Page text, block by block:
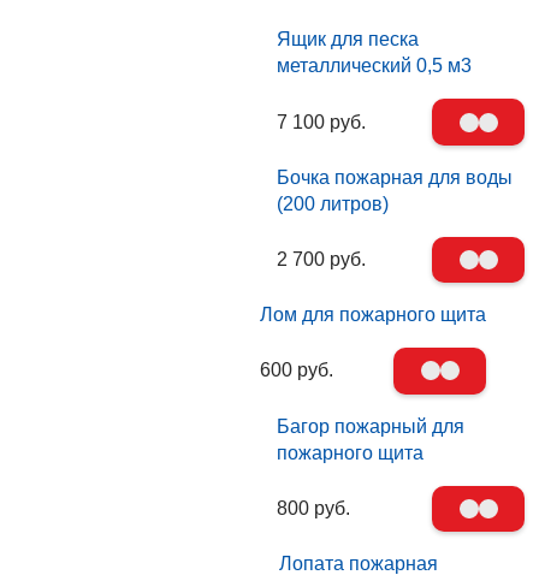
Ящик для песка
металлический 0,5 м3
7 100 руб.
Бочка пожарная для воды
(200 литров)
2 700 руб.
Лом для пожарного щита
600 руб.
Багор пожарный для
пожарного щита
800 руб.
Лопата пожарная